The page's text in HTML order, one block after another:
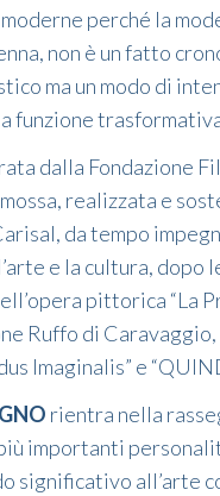
perché la
non è un fatto
ma un modo di
funzione
dalla Fondazione
realizzata e
da tempo
e la cultura, dopo
pittorica “La
Ruffo di
Imaginalis” e
rientra nella
importanti
significativo all’arte